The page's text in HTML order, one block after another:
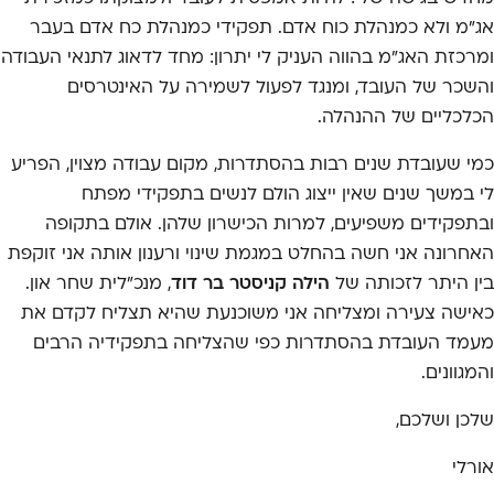
אג"מ ולא כמנהלת כוח אדם. תפקידי כמנהלת כח אדם בעבר
ומרכזת האג"מ בהווה העניק לי יתרון: מחד לדאוג לתנאי העבודה
והשכר של העובד, ומנגד לפעול לשמירה על האינטרסים
הכלכליים של ההנהלה.
כמי שעובדת שנים רבות בהסתדרות, מקום עבודה מצוין, הפריע
לי במשך שנים שאין ייצוג הולם לנשים בתפקידי מפתח
ובתפקידים משפיעים, למרות הכישרון שלהן. אולם בתקופה
האחרונה אני חשה בהחלט במגמת שינוי ורענון אותה אני זוקפת
בין היתר לזכותה של הילה קניסטר בר דוד, מנכ"לית שחר און.
כאישה צעירה ומצליחה אני משוכנעת שהיא תצליח לקדם את
מעמד העובדת בהסתדרות כפי שהצליחה בתפקידיה הרבים
והמגוונים.
שלכן ושלכם,
אורלי